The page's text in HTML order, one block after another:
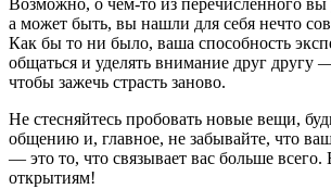
Возможно, о чем-то из перечисленного вы
а может быть, вы нашли для себя нечто
Как бы то ни было, ваша способность
общаться и уделять внимание друг другу
чтобы зажечь страсть заново.
Не стесняйтесь пробовать новые вещи,
общению и, главное, не забывайте, что
— это то, что связывает вас больше
открытиям!